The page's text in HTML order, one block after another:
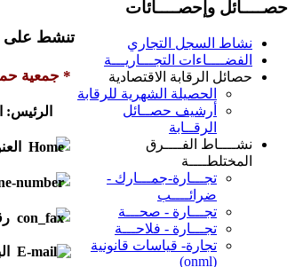
تنشط على
* جمعية
الرئيس:
حصــــائل وإحصــــائات
نشاط السجل التجاري
الفضــــاءات التجـــاريـــة
حصائل الرقابة الاقتصادية
الحصيلة الشهرية للرقابة
أرشيف حصــائل
الرقــابة
نشــــاط الفــــرق
المختلطــــة
تجـــارة-جمـــارك -
ضرائــــب
تجـــارة - صحـــة
تجـــارة - فلاحـــة
تجارة- قياسات قانونية
(onml)